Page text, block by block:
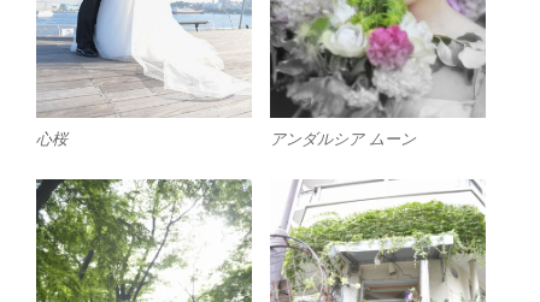
心桜 アンダルシア ムーン